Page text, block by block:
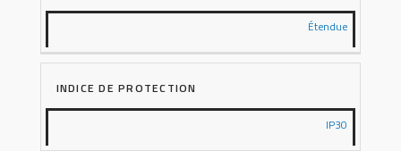
Étendue
INDICE DE PROTECTION
IP30